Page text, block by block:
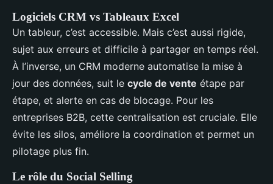
Logiciels CRM vs Tableaux Excel
Un tableur, c’est accessible. Mais c’est aussi rigide,
sujet aux erreurs et difficile à partager en temps réel.
À l’inverse, un CRM moderne automatise la mise à
jour des données, suit le cycle de vente étape par
étape, et alerte en cas de blocage. Pour les
entreprises B2B, cette centralisation est cruciale. Elle
évite les silos, améliore la coordination et permet un
pilotage plus fin.
Le rôle du Social Selling